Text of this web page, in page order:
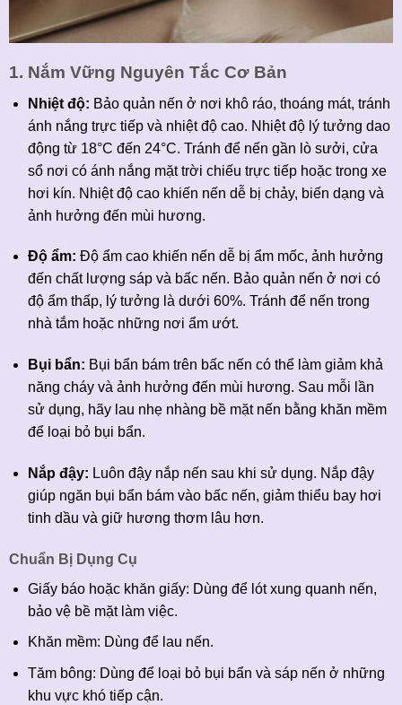
1. Nắm Vững Nguyên Tắc Cơ Bản
Nhiệt độ: Bảo quản nến ở nơi khô ráo, thoáng mát, tránh
ánh nắng trực tiếp và nhiệt độ cao. Nhiệt độ lý tưởng dao
động từ 18°C đến 24°C. Tránh để nến gần lò sưởi, cửa
sổ nơi có ánh nắng mặt trời chiếu trực tiếp hoặc trong xe
hơi kín. Nhiệt độ cao khiến nến dễ bị chảy, biến dạng và
ảnh hưởng đến mùi hương.
Độ ẩm: Độ ẩm cao khiến nến dễ bị ẩm mốc, ảnh hưởng
đến chất lượng sáp và bấc nến. Bảo quản nến ở nơi có
độ ẩm thấp, lý tưởng là dưới 60%. Tránh để nến trong
nhà tắm hoặc những nơi ẩm ướt.
Bụi bẩn: Bụi bẩn bám trên bấc nến có thể làm giảm khả
năng cháy và ảnh hưởng đến mùi hương. Sau mỗi lần
sử dụng, hãy lau nhẹ nhàng bề mặt nến bằng khăn mềm
để loại bỏ bụi bẩn.
Nắp đậy: Luôn đậy nắp nến sau khi sử dụng. Nắp đậy
giúp ngăn bụi bẩn bám vào bấc nến, giảm thiểu bay hơi
tinh dầu và giữ hương thơm lâu hơn.
Chuẩn Bị Dụng Cụ
Giấy báo hoặc khăn giấy: Dùng để lót xung quanh nến,
bảo vệ bề mặt làm việc.
Khăn mềm: Dùng để lau nến.
Tăm bông: Dùng để loại bỏ bụi bẩn và sáp nến ở những
khu vực khó tiếp cận.